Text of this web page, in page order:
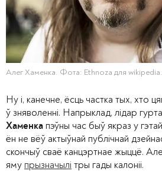
Алег Хаменка. Фота: Ethnoza для
Ну і, канечне, ёсць частка тых, хто
ў зняволенні. Напрыклад, лідар
Хаменка пэўны час быў якраз у
ён не вёў актыўнай публічнай
скончыў сваё канцэртнае жыццё.
яму прызначылі тры гады калоніі.